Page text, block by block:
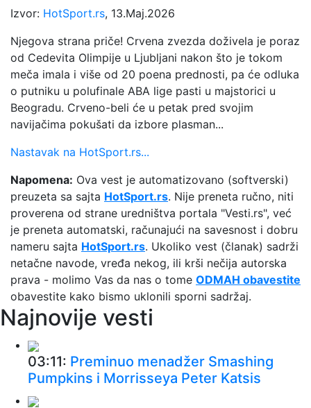
Izvor: HotSport.rs, 13.Maj.2026
Njegova strana priče! Crvena zvezda doživela je poraz
od Cedevita Olimpije u Ljubljani nakon što je tokom
meča imala i više od 20 poena prednosti, pa će odluka
o putniku u polufinale ABA lige pasti u majstorici u
Beogradu. Crveno-beli će u petak pred svojim
navijačima pokušati da izbore plasman...
Nastavak na HotSport.rs...
Napomena: Ova vest je automatizovano (softverski)
preuzeta sa sajta HotSport.rs. Nije preneta ručno, niti
proverena od strane uredništva portala "Vesti.rs", već
je preneta automatski, računajući na savesnost i dobru
nameru sajta HotSport.rs. Ukoliko vest (članak) sadrži
netačne navode, vređa nekog, ili krši nečija autorska
prava - molimo Vas da nas o tome ODMAH obavestite
obavestite kako bismo uklonili sporni sadržaj.
Najnovije vesti
03:11: Preminuo menadžer Smashing
Pumpkins i Morrisseya Peter Katsis